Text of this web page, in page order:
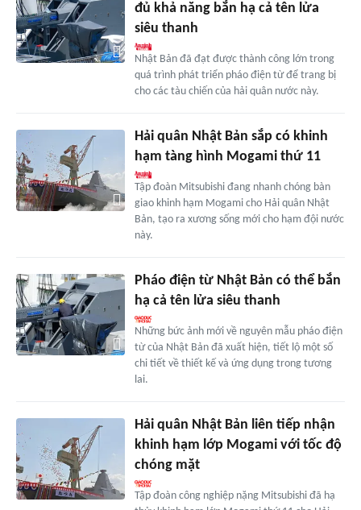
đủ khả năng bắn hạ cả tên lửa
siêu thanh
Nhật Bản đã đạt được thành công lớn trong
quá trình phát triển pháo điện từ để trang bị
cho các tàu chiến của hải quân nước này.
Hải quân Nhật Bản sắp có khinh
hạm tàng hình Mogami thứ 11
Tập đoàn Mitsubishi đang nhanh chóng bàn
giao khinh hạm Mogami cho Hải quân Nhật
Bản, tạo ra xương sống mới cho hạm đội nước
này.
Pháo điện từ Nhật Bản có thể bắn
hạ cả tên lửa siêu thanh
Những bức ảnh mới về nguyên mẫu pháo điện
từ của Nhật Bản đã xuất hiện, tiết lộ một số
chi tiết về thiết kế và ứng dụng trong tương
lai.
Hải quân Nhật Bản liên tiếp nhận
khinh hạm lớp Mogami với tốc độ
chóng mặt
Tập đoàn công nghiệp nặng Mitsubishi đã hạ